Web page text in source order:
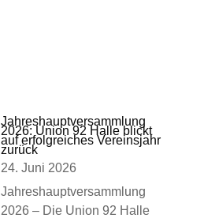
Jahreshauptversammlung
2026: Union 92 Halle blickt
auf erfolgreiches Vereinsjahr
zurück
24. Juni 2026
Jahreshauptversammlung
2026 – Die Union 92 Halle